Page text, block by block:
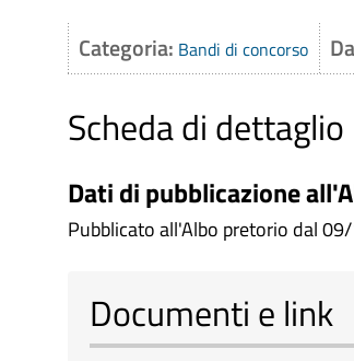
Categoria: Bandi di concorso
Scheda di dettaglio
Dati di pubblicazione
Pubblicato all'Albo pretorio dal
Documenti e link